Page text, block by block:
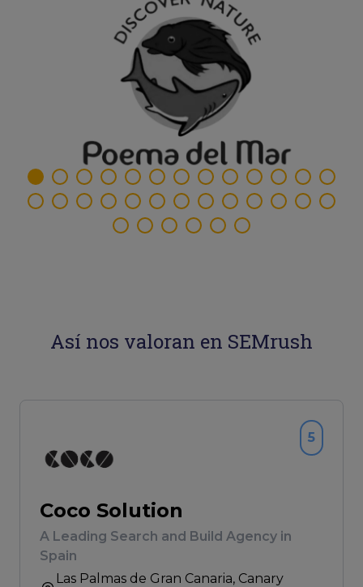
Así nos valoran en SEMrush
Coco Solution
A Leading Search and Build Agency in
Spain
Las Palmas de Gran Canaria, Canary
5